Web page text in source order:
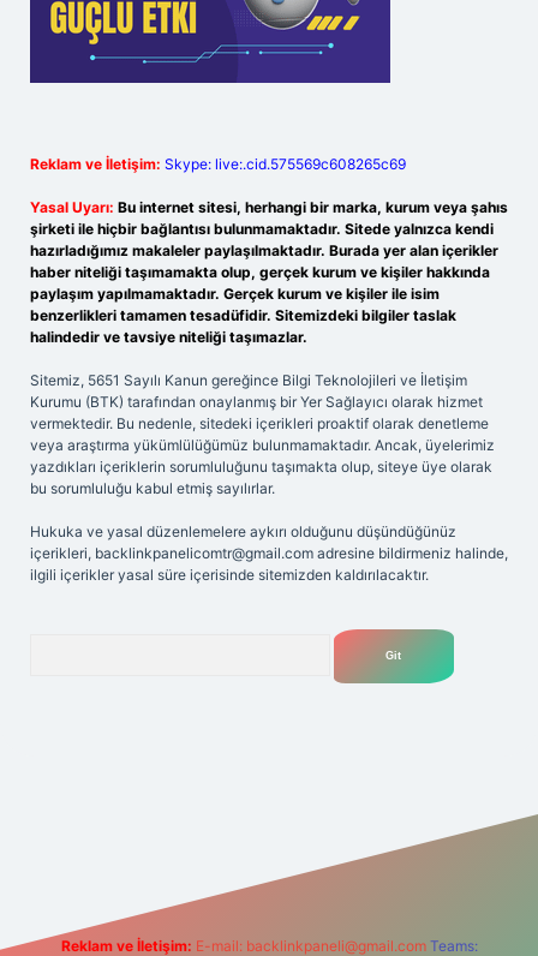
Reklam ve İletişim: Skype: live:.cid.575569c608265c69
Yasal Uyarı: Bu internet sitesi, herhangi bir marka, kurum veya şahıs
şirketi ile hiçbir bağlantısı bulunmamaktadır. Sitede yalnızca kendi
hazırladığımız makaleler paylaşılmaktadır. Burada yer alan içerikler
haber niteliği taşımamakta olup, gerçek kurum ve kişiler hakkında
paylaşım yapılmamaktadır. Gerçek kurum ve kişiler ile isim
benzerlikleri tamamen tesadüfidir. Sitemizdeki bilgiler taslak
halindedir ve tavsiye niteliği taşımazlar.
Sitemiz, 5651 Sayılı Kanun gereğince Bilgi Teknolojileri ve İletişim
Kurumu (BTK) tarafından onaylanmış bir Yer Sağlayıcı olarak hizmet
vermektedir. Bu nedenle, sitedeki içerikleri proaktif olarak denetleme
veya araştırma yükümlülüğümüz bulunmamaktadır. Ancak, üyelerimiz
yazdıkları içeriklerin sorumluluğunu taşımakta olup, siteye üye olarak
bu sorumluluğu kabul etmiş sayılırlar.
Hukuka ve yasal düzenlemelere aykırı olduğunu düşündüğünüz
içerikleri, backlinkpanelicomtr@gmail.com adresine bildirmeniz halinde,
ilgili içerikler yasal süre içerisinde sitemizden kaldırılacaktır.
Reklam ve İletişim: E-mail: backlinkpaneli@gmail.com Teams: